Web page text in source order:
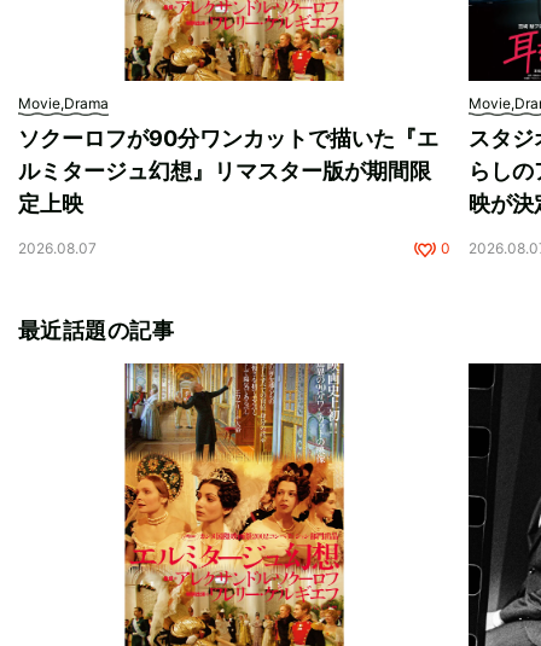
Movie,Drama
ソクーロフが90分ワンカットで描いた『エ
ルミタージュ幻想』リマスター版が期間限
定上映
2026.08.07 0
スタ
らし
映が決
最近話題の記事